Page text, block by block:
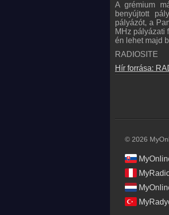
A grémium
benyújtott
pályázót, a
MHz pályázati
én lehet majd
RADIOSITE
Hír forrása:
© 2026